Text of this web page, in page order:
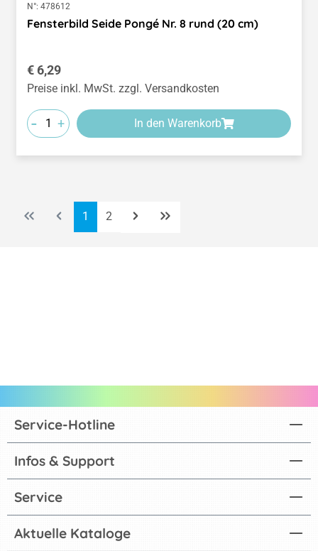
N°: 478612
Fensterbild Seide Pongé Nr. 8 rund (20 cm)
Regulärer Preis:
€ 6,29
Preise inkl. MwSt. zzgl. Versandkosten
- + In den Warenkorb
Seite
1 Seite
2
Aktuelle Kataloge
Service-Hotline
Infos & Support
Service